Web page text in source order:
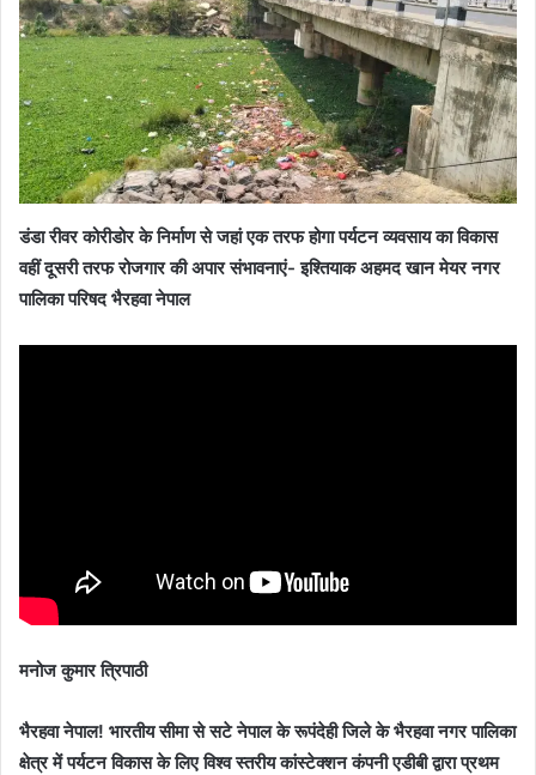
डंडा रीवर कोरीडोर के निर्माण से जहां एक तरफ होगा पर्यटन व्यवसाय का विकास
वहीं दूसरी तरफ रोजगार की अपार संभावनाएं- इश्तियाक अहमद खान मेयर नगर
पालिका परिषद भैरहवा नेपाल
मनोज कुमार त्रिपाठी
भैरहवा नेपाल! भारतीय सीमा से सटे नेपाल के रूपंदेही जिले के भैरहवा नगर पालिका
क्षेत्र में पर्यटन विकास के लिए विश्व स्तरीय कांस्टेक्शन कंपनी एडीबी द्वारा प्रथम